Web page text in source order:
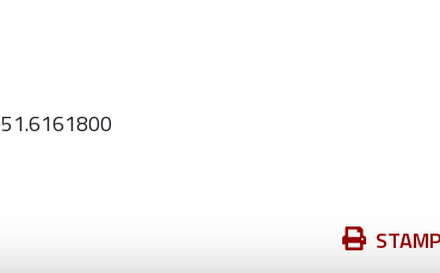
Azioni